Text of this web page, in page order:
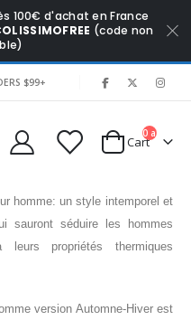
100€ d'achat en France
(code non
$99+
Cart
0 articles
homme: un style intemporel et
sauront séduire les hommes
propriétés thermiques
version Automne-Hiver est